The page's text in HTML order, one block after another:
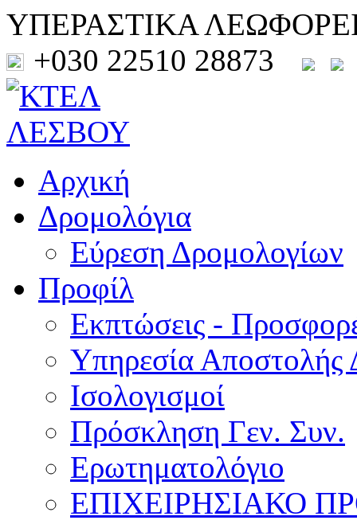
ΥΠΕΡΑΣΤΙΚΑ
+030 22510 28873
Αρχική
Δρομολόγια
Εύρεση Δρομολογίων
Προφίλ
Εκπτώσεις -
Υπηρεσία Αποστολής
Ισολογισμοί
Πρόσκληση Γεν. Συν.
Ερωτηματολόγιο
ΕΠΙΧΕΙΡΗΣΙΑΚΟ